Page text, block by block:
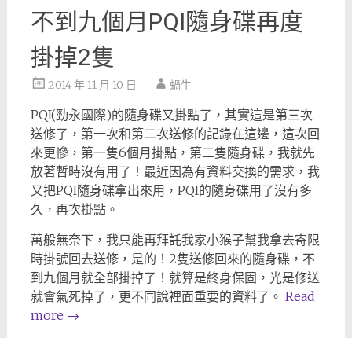
不到九個月PQI隨身碟再度
掛掉2隻
2014 年 11 月 10 日 蝸牛
PQI(勁永國際)的隨身碟又掛點了，其實這是第三次
送修了，第一次和第二次送修的記錄在這邊，這次回
來更慘，第一隻6個月掛點，第二隻隨身碟，我就先
放著暫時沒有用了！最近因為有資料交換的需求，我
又把PQI隨身碟拿出來用，PQI的隨身碟用了沒有多
久，再次掛點。
萬般無奈下，我只能再拜託我家小猴子幫我拿去寄限
時掛號回去送修，是的！2隻送修回來的隨身碟，不
到九個月就全部掛掉了！就算是終身保固，光是修送
就會氣死掉了，更不同說裡面重要的資料了。 Read
more →